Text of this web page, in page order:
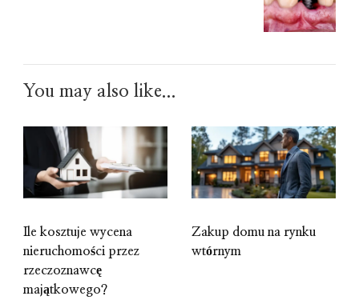
You may also like...
Ile kosztuje wycena
nieruchomości przez
rzeczoznawcę
majątkowego?
Zakup domu na rynku
wtórnym